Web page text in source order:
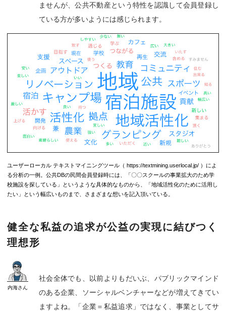
ませんが、公共不動産という特性を認識して会員登録し
ている方が多いようには感じられます。
ユーザーローカル テキストマイニングツール（ https://textmining.userlocal.jp/ ）によ
る分析の一例。公共DBの民間会員登録時には、「〇〇スクールの事業拡大のため学
校施設を探している」というような具体的なものから、「地域活性化のために活用し
たい」という幅広いものまで、さまざまな想いを記入頂いている。
健全な私益の追求が公益の実現に結びつく
理想形
内海さん
社会全体でも、以前よりもだいぶ、パブリックマインド
のある企業、ソーシャルベンチャーなどが増えてきてい
ますよね。「企業＝私益追求」ではなく、事業としてサ